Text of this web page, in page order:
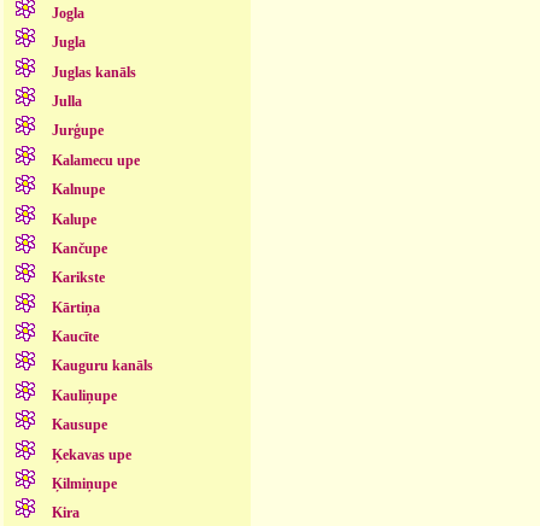
Jogla
Jugla
Juglas kanāls
Julla
Jurģupe
Kalamecu upe
Kalnupe
Kalupe
Kančupe
Karikste
Kārtiņa
Kaucīte
Kauguru kanāls
Kauliņupe
Kausupe
Ķekavas upe
Ķilmiņupe
Kira